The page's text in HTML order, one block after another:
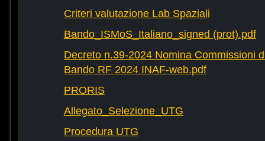
Criteri valutazione Lab Spaziali
Bando_ISMoS_Italiano_signed (prot).pdf
Decreto n.39-2024 Nomina Commissioni
Bando RF 2024 INAF-web.pdf
PRORIS
Allegato_Selezione_UTG
Procedura UTG